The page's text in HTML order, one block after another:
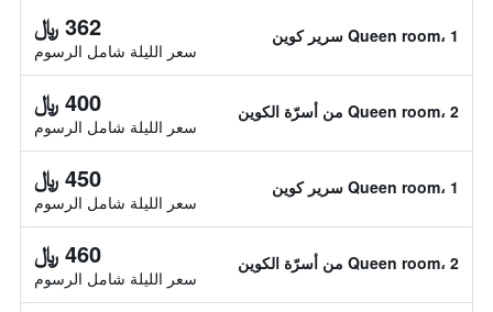
Queen room، 1 سرير كوين 362 ﷼
سعر الليلة شامل الرسوم
Queen room، 2 من أسرّة الكوين 400 ﷼
سعر الليلة شامل الرسوم
Queen room، 1 سرير كوين 450 ﷼
سعر الليلة شامل الرسوم
Queen room، 2 من أسرّة الكوين 460 ﷼
سعر الليلة شامل الرسوم